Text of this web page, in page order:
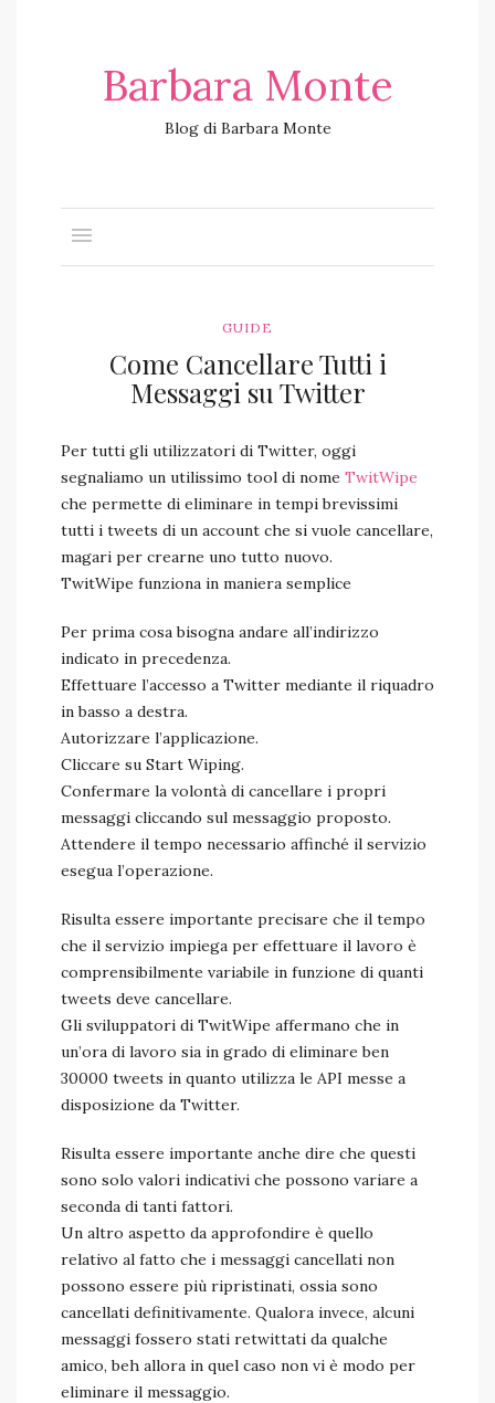
Barbara Monte
Blog di Barbara Monte
GUIDE
Come Cancellare Tutti i
Messaggi su Twitter
Per tutti gli utilizzatori di Twitter, oggi
segnaliamo un utilissimo tool di nome TwitWipe
che permette di eliminare in tempi brevissimi
tutti i tweets di un account che si vuole cancellare,
magari per crearne uno tutto nuovo.
TwitWipe funziona in maniera semplice
Per prima cosa bisogna andare all’indirizzo
indicato in precedenza.
Effettuare l’accesso a Twitter mediante il riquadro
in basso a destra.
Autorizzare l’applicazione.
Cliccare su Start Wiping.
Confermare la volontà di cancellare i propri
messaggi cliccando sul messaggio proposto.
Attendere il tempo necessario affinché il servizio
esegua l’operazione.
Risulta essere importante precisare che il tempo
che il servizio impiega per effettuare il lavoro è
comprensibilmente variabile in funzione di quanti
tweets deve cancellare.
Gli sviluppatori di TwitWipe affermano che in
un’ora di lavoro sia in grado di eliminare ben
30000 tweets in quanto utilizza le API messe a
disposizione da Twitter.
Risulta essere importante anche dire che questi
sono solo valori indicativi che possono variare a
seconda di tanti fattori.
Un altro aspetto da approfondire è quello
relativo al fatto che i messaggi cancellati non
possono essere più ripristinati, ossia sono
cancellati definitivamente. Qualora invece, alcuni
messaggi fossero stati retwittati da qualche
amico, beh allora in quel caso non vi è modo per
eliminare il messaggio.